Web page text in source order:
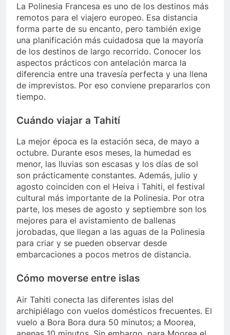
La Polinesia Francesa es uno de los destinos más
remotos para el viajero europeo. Esa distancia
forma parte de su encanto, pero también exige
una planificación más cuidadosa que la mayoría
de los destinos de largo recorrido. Conocer los
aspectos prácticos con antelación marca la
diferencia entre una travesía perfecta y una llena
de imprevistos. Por eso conviene prepararlos con
tiempo.
Cuándo viajar a Tahití
La mejor época es la estación seca, de mayo a
octubre. Durante esos meses, la humedad es
menor, las lluvias son escasas y los días de sol
son prácticamente constantes. Además, julio y
agosto coinciden con el Heiva i Tahiti, el festival
cultural más importante de la Polinesia. Por otra
parte, los meses de agosto y septiembre son los
mejores para el avistamiento de ballenas
jorobadas, que llegan a las aguas de la Polinesia
para criar y se pueden observar desde
embarcaciones a pocos metros de distancia.
Cómo moverse entre islas
Air Tahiti conecta las diferentes islas del
archipiélago con vuelos domésticos frecuentes. El
vuelo a Bora Bora dura 50 minutos; a Moorea,